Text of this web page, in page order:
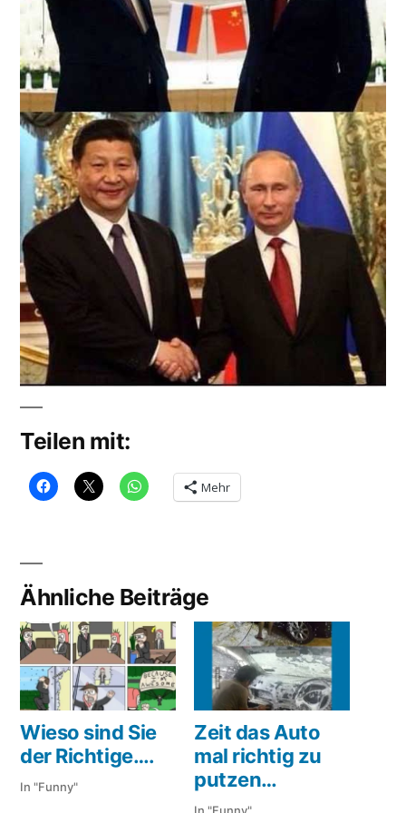
Teilen mit:
Mehr
Ähnliche Beiträge
Wieso sind Sie
der Richtige….
In "Funny"
Zeit das Auto
mal richtig zu
putzen…